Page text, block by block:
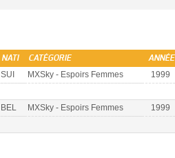
NATI CATÉGORIE ANNÉE
SUI MXSky - Espoirs Femmes 1999
BEL MXSky - Espoirs Femmes 1999